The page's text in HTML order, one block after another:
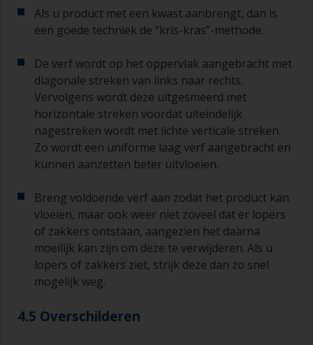
liggen.
Als u product met een kwast aanbrengt, dan is
een goede techniek de “kris-kras”-methode.
De verf wordt op het oppervlak aangebracht met
diagonale streken van links naar rechts.
Vervolgens wordt deze uitgesmeerd met
horizontale streken voordat uiteindelijk
nagestreken wordt met lichte verticale streken.
Zo wordt een uniforme laag verf aangebracht en
kunnen aanzetten beter uitvloeien.
Breng voldoende verf aan zodat het product kan
vloeien, maar ook weer niet zoveel dat er lopers
of zakkers ontstaan, aangezien het daarna
moeilijk kan zijn om deze te verwijderen. Als u
lopers of zakkers ziet, strijk deze dan zo snel
mogelijk weg.
4.5 Overschilderen